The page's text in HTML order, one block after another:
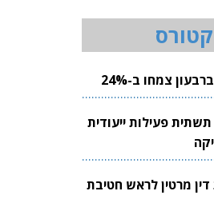
צמחו ב-24%
פעילות ייעודית
מרטין לראש חטיבת